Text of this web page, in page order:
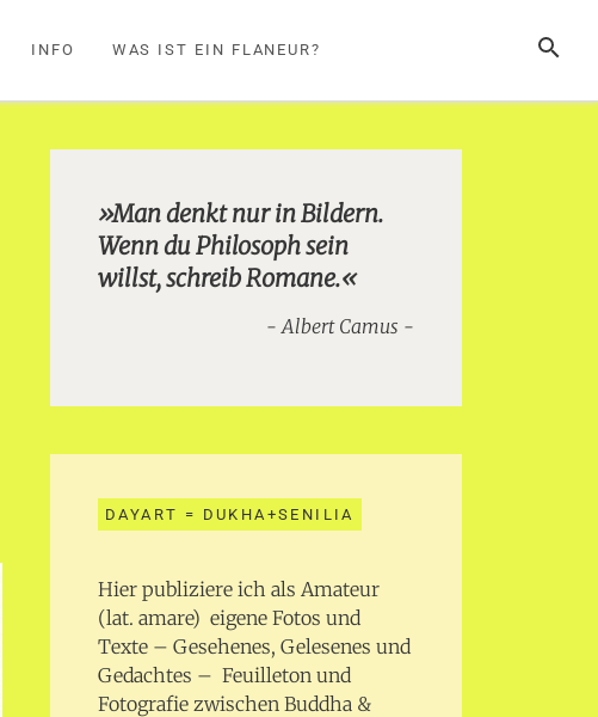
SUCHE
INFO WAS IST EIN FLANEUR?
»Man denkt nur in Bildern.
Wenn du Philosoph sein
willst, schreib Romane.«
Albert Camus
DAYART = DUKHA+SENILIA
Hier publiziere ich als Amateur
(lat. amare) eigene Fotos und
Texte – Gesehenes, Gelesenes und
Gedachtes – Feuilleton und
Fotografie zwischen Buddha &